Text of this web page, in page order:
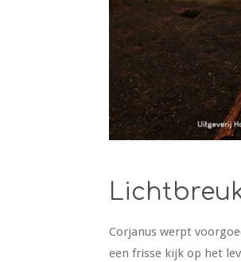
Corjanus werpt
een frisse kijk op het